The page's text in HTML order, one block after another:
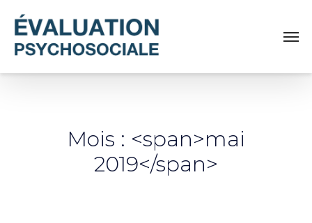
Mois : <span>mai
2019</span>